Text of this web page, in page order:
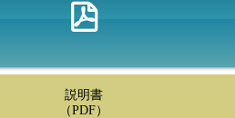
説明書
（PDF）